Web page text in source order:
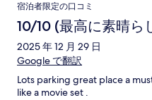
宿泊者限定の口コミ
10/10 (最高に素晴ら
2025 年 12 月 29 日
Google で翻訳
Lots parking great place a
like a movie set .